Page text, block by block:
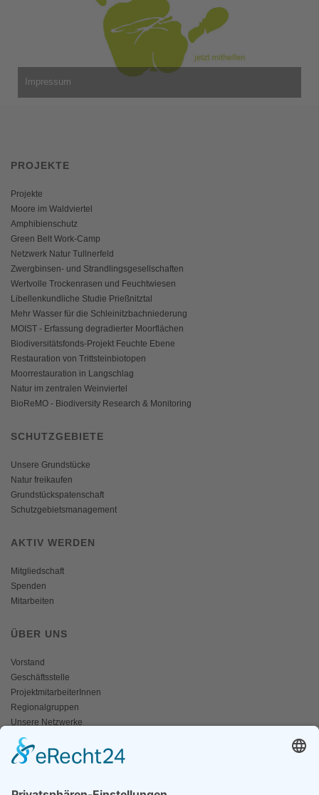
Impressum
PROJEKTE
Projekte
Moore im Waldviertel
Amphibienschutz
Green Belt Work-Camp
Netzwerk Natur Tullnerfeld
Zwergbinsen- und Strandlingsgesellschaften
Wertvolle Trockenrasen und Feuchtwiesen
Libellenkundliche Studie Prießnitztal
Mehr Wasser für die Schleinitzbachniederung
MOIST - Erfassung degradierter Moorflächen
Biodiversitätsfonds-Projekt Feuchte Ebene
Restauration von Trittsteinbiotopen
Moorrestauration in Langschlag
Natur im zentralen Weinviertel
BioReMO - Biodiversity Research & Monitoring
SCHUTZGEBIETE
Unsere Grundstücke
Natur freikaufen
Grundstückspatenschaft
Schutzgebietsmanagement
AKTIV WERDEN
Mitgliedschaft
Spenden
Mitarbeiten
ÜBER UNS
Vorstand
Geschäftsstelle
ProjektmitarbeiterInnen
Regionalgruppen
Unsere Netzwerke
Historisches
Impressum/Kontakt